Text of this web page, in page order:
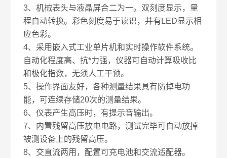
3、机械表头与液晶屏合二为一。双刻度显示，量
程自动转换。彩色刻度易于读识，并有LED显示相
应色彩。
4、采用嵌入式工业单片机和实时操作软件系统。
自动化程度高、抗*力强，仪器可自动计算吸收比
和极化指数，无须人工干预。
5、操作界面友好，各种测量结果具有防掉电功
能，可连续存储20次的测量结果。
6、仪表产生高压时，有提示音输出。
7、内置残留高压放电电路，测试完毕可自动放掉
被测设备上的残留高压。
8、交直流两用，配置可充电池和交流适配器。